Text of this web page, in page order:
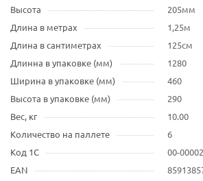
Высота
205мм
Длина в метрах
1,25м
Длина в сантиметрах
125см
Длинна в упаковке (мм)
1280
Ширина в упаковке (мм)
460
Высота в упаковке (мм)
290
Вес, кг
10.00
Количество на паллете
6
Код 1С
00-
EAN